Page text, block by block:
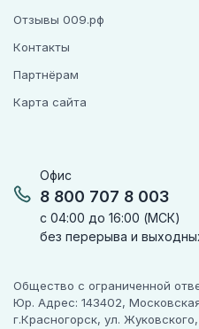
Офис
8 800 707 8 003
с 04:00 до 16:00 (МСК)
без перерыва и
Отзывы 009.рф
Контакты
Партнёрам
Карта сайта
Общество с ограниченной
Юр. Адрес: 143402,
г.Красногорск, ул.